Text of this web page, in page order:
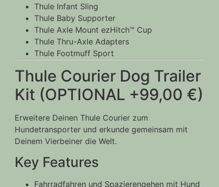
Thule Infant Sling
Thule Baby Supporter
Thule Axle Mount ezHitch™ Cup
Thule Thru-Axle Adapters
Thule Footmuff Sport
Thule Courier Dog Trailer
Kit (OPTIONAL +99,00 €)
Erweitere Deinen Thule Courier zum
Hundetransporter und erkunde gemeinsam mit
Deinem Vierbeiner die Welt.
Key Features
Fahrradfahren und Spazierengehen mit Hund